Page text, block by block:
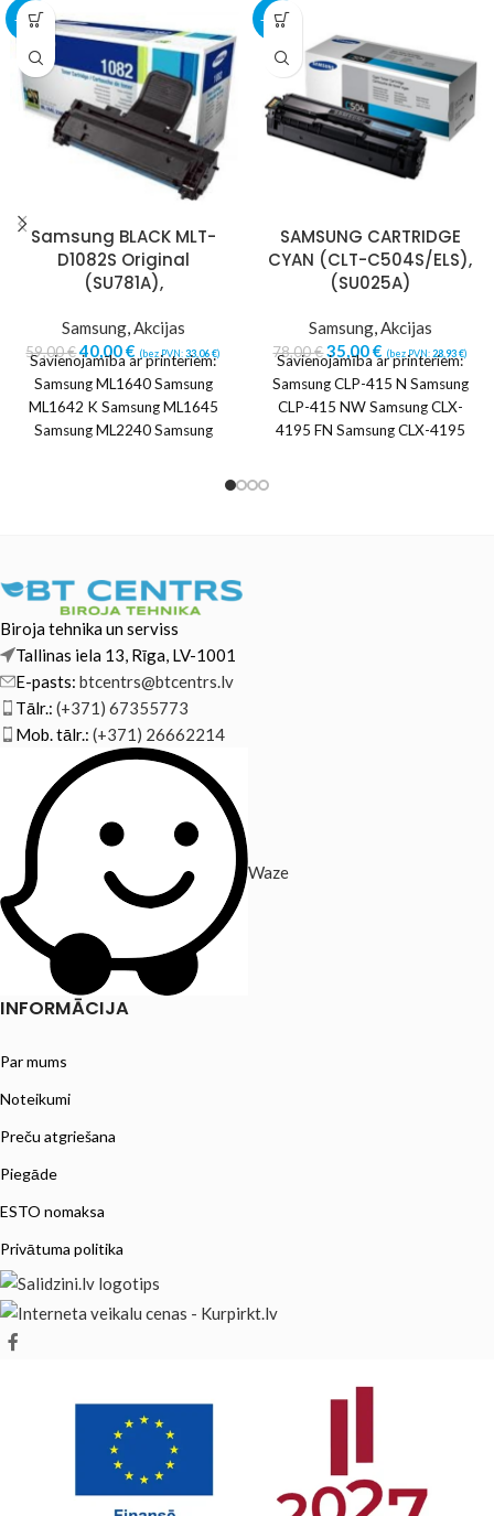
-32%
Samsung BLACK MLT-
D1082S Original
(SU781A),
Samsung,Akcijas
59,00€40,00€ (bez PVN:33,06€)
Savienojamība ar printeriem:
Samsung ML1640 Samsung
ML1642 K Samsung ML1645
Samsung ML2240 Samsung
-55%
SAMSUNG CARTRIDGE
CYAN (CLT-C504S/ELS),
(SU025A)
Samsung,Akcijas
78,00€35,00€ (bez PVN:28,93€)
Savienojamība ar printeriem:
Samsung CLP-415 N Samsung
CLP-415 NW Samsung CLX-
4195 FN Samsung CLX-4195
Biroja tehnika un serviss
Tallinas iela 13, Rīga, LV-1001
E-pasts: btcentrs@btcentrs.lv
Tālr.: (+371) 67355773
Mob. tālr.: (+371) 26662214
Waze
INFORMĀCIJA
Par mums
Noteikumi
Preču atgriešana
Piegāde
ESTO nomaksa
Privātuma politika